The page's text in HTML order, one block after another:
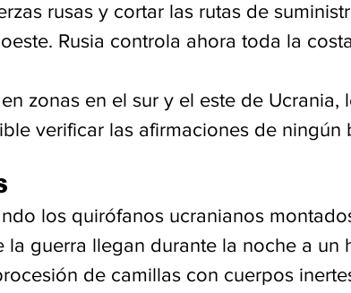
rusas y cortar las rutas de
Rusia controla ahora toda la
zonas en el sur y el este de Ucrania,
verificar las afirmaciones de ningún
la guerra llegan durante la noche a un
de camillas con cuerpos